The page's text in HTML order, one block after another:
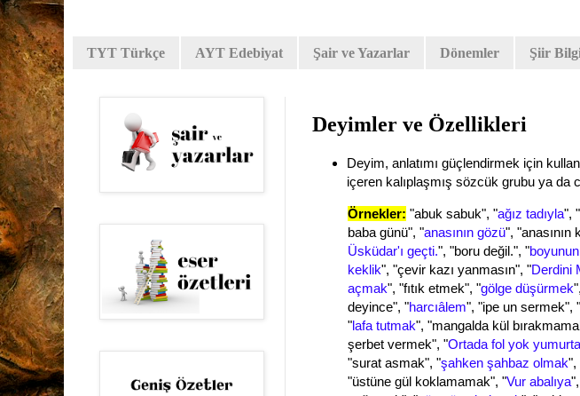
TYT Türkçe AYT Edebiyat Şair ve Yazarlar Dönemler Şiir
Deyimler ve Özellikleri
Deyim, anlatımı güçlendirmek için
içeren kalıplaşmış sözcük grubu ya da
Örnekler: "abuk sabuk", "ağız tadıyla",
baba günü", "anasının gözü", "anasının
Üsküdar'ı geçti.", "boru değil.", "
keklik", "çevir kazı yanmasın", "Derdini
açmak", "fıtık etmek", "gölge düşürmek
deyince", "harcıâlem", "ipe un sermek", "
"lafa tutmak", "mangalda kül
şerbet vermek", "Ortada fol yok
"surat asmak", "şahken şahbaz olmak",
"üstüne gül koklamamak", "Vur abalıya